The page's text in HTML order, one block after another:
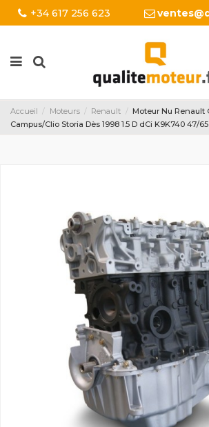
+34 617 256 623
Accueil Moteurs Renault
Moteur Nu Renault
Campus/Clio Storia Dès 1998 1.5 D dCi K9K740 47/